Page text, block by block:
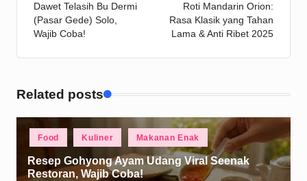
navigation
Dawet Telasih Bu Dermi
(Pasar Gede) Solo,
Wajib Coba!
Roti Mandarin Orion:
Rasa Klasik yang Tahan
Lama & Anti Ribet 2025
Related posts
Food Kuliner Makanan Enak
Resep Gohyong Ayam Udang Viral Seenak
Restoran, Wajib Coba!